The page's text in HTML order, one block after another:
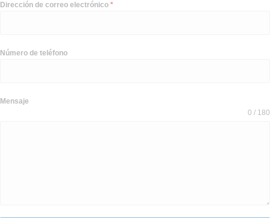
Dirección de correo electrónico *
Número de teléfono
Mensaje
0 / 180